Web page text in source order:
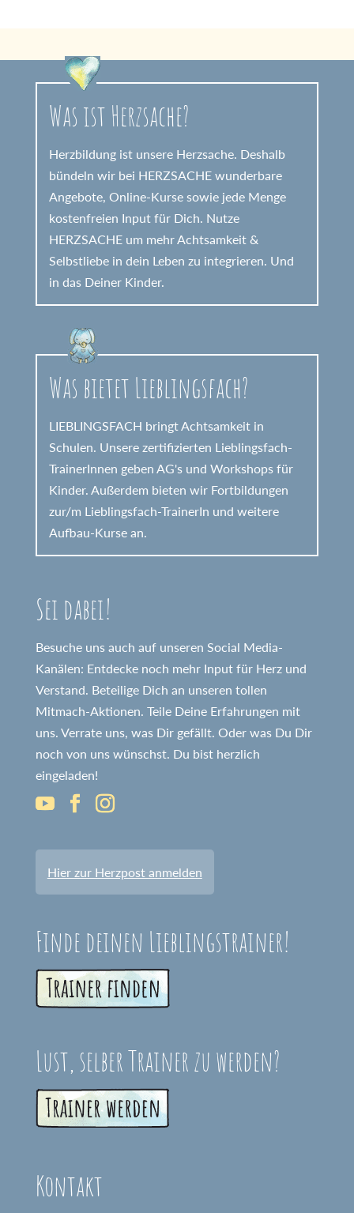
Was ist Herzsache?
Herzbildung ist unsere Herzsache. Deshalb
bündeln wir bei HERZSACHE wunderbare
Angebote, Online-Kurse sowie jede Menge
kostenfreien Input für Dich. Nutze
HERZSACHE um mehr Achtsamkeit &
Selbstliebe in dein Leben zu integrieren. Und
in das Deiner Kinder.
Was bietet Lieblingsfach?
LIEBLINGSFACH bringt Achtsamkeit in
Schulen. Unsere zertifizierten Lieblingsfach-
TrainerInnen geben AG's und Workshops für
Kinder. Außerdem bieten wir Fortbildungen
zur/m Lieblingsfach-TrainerIn und weitere
Aufbau-Kurse an.
Sei dabei!
Besuche uns auch auf unseren Social Media-
Kanälen: Entdecke noch mehr Input für Herz und
Verstand. Beteilige Dich an unseren tollen
Mitmach-Aktionen. Teile Deine Erfahrungen mit
uns. Verrate uns, was Dir gefällt. Oder was Du Dir
noch von uns wünschst. Du bist herzlich
eingeladen!
Hier zur Herzpost anmelden
Finde deinen Lieblingstrainer!
Lust, selber Trainer zu werden?
Kontakt